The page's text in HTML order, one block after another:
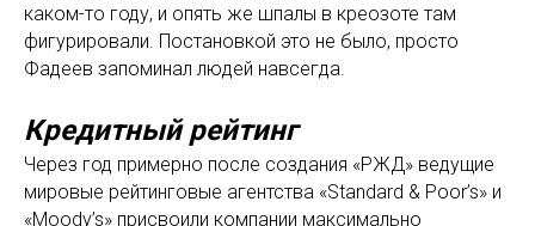
каком-то году, и опять же шпалы в креозоте там
фигурировали. Постановкой это не было, просто
Фадеев запоминал людей навсегда.
Кредитный рейтинг
Через год примерно после создания «РЖД» ведущие
мировые рейтинговые агентства «Standard & Poor’s» и
«Moody’s» присвоили компании максимально